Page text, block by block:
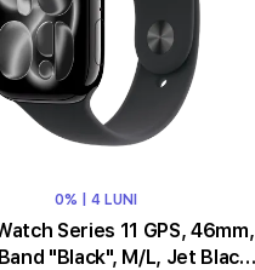
0% | 4 LUNI
Series 11 GPS, 46mm,
"Black", M/L, Jet Black